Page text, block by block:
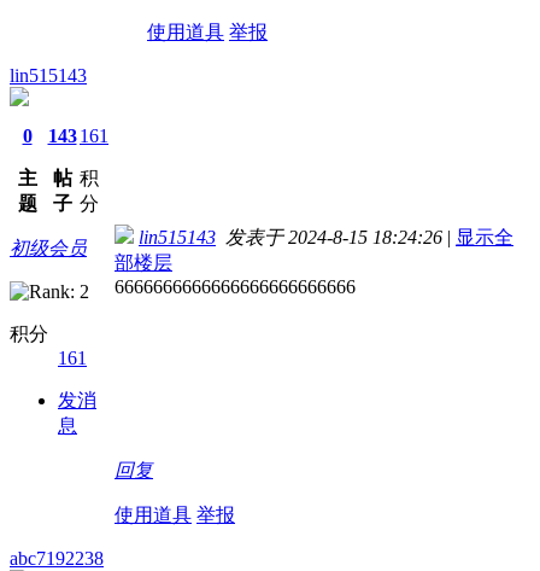
使用道具 举报
lin515143
0
主
题
143
帖
子
161
积
分
初级会员
积分
161
发消
息
lin515143 发表于 2024-8-15 18:24:26 | 显示全
部楼层
6666666666666666666666666
回复
使用道具 举报
abc7192238